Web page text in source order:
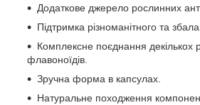
Додаткове джерело рослинних
Підтримка різноманітного та
Комплексне поєднання декількох
флавоноїдів.
Зручна форма в капсулах.
Натуральне походження